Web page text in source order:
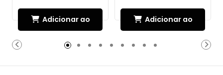
Adicionar ao
Carrinho
Adicionar ao
Carrinho